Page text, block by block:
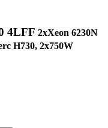
4LFF 2xXeon 6230N
H730, 2x750W